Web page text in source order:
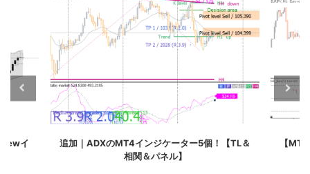
TL＆
【MT5】ティックチャートを表示するインジケ
ーター4選！
｢マー